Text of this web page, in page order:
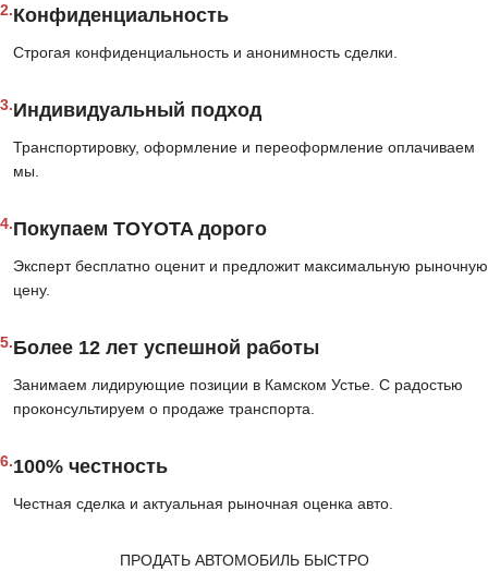
2.Конфиденциальность
Строгая конфиденциальность и анонимность сделки.
3.Индивидуальный подход
Транспортировку, оформление и переоформление оплачиваем
мы.
4.Покупаем TOYOTA дорого
Эксперт бесплатно оценит и предложит максимальную рыночную
цену.
5.Более 12 лет успешной работы
Занимаем лидирующие позиции в Камском Устье. С радостью
проконсультируем о продаже транспорта.
6.100% честность
Честная сделка и актуальная рыночная оценка авто.
ПРОДАТЬ АВТОМОБИЛЬ БЫСТРО